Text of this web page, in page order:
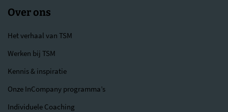
Over ons
Het verhaal van TSM
Werken bij TSM
Kennis & inspiratie
Onze InCompany programma’s
Individuele Coaching